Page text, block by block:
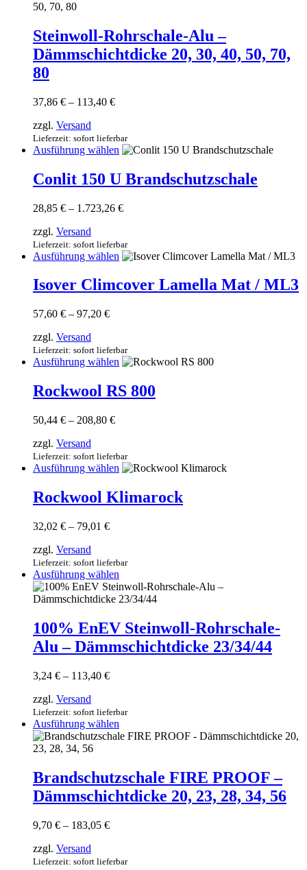
Varianten
auf.
Die
werden
Steinwoll-Rohrschale-Alu –
Dämmschichtdicke 20, 30, 40, 50, 70,
80
37,86 € – 113,40 €Preisspanne:
113,40 €
zzgl. Versand
Lieferzeit: sofort lieferbar
Ausführung wählen Dieses
weist
mehrere
auf.
können
auf
Produktseite
Conlit 150 U Brandschutzschale
28,85 € – 1.723,26 €Preisspanne:
1.723,26 €
zzgl. Versand
Lieferzeit: sofort lieferbar
Ausführung wählen Dieses
weist
mehrere
können
auf
Produktseite
Isover Climcover Lamella Mat / ML3
57,60 € – 97,20 €Preisspanne:
97,20 €
zzgl. Versand
Lieferzeit: sofort lieferbar
Ausführung wählen Dieses
weist
mehrere
können
auf
Produktseite
gewählt
Rockwool RS 800
50,44 € – 208,80 €Preisspanne:
208,80 €
zzgl. Versand
Lieferzeit: sofort lieferbar
Ausführung wählen Dieses
weist
mehrere
können
der
Produktseite
werden
Rockwool Klimarock
32,02 € – 79,01 €Preisspanne:
79,01 €
zzgl. Versand
Lieferzeit: sofort lieferbar
Ausführung wählen
Produkt
weist
Varianten
auf.
Die
Produktseite
werden
100% EnEV Steinwoll-Rohrschale-
Alu – Dämmschichtdicke 23/34/44
3,24 € – 113,40 €Preisspanne:
113,40 €
zzgl. Versand
Lieferzeit: sofort lieferbar
Ausführung wählen
Produkt
Varianten
auf.
Die
Produktseite
Brandschutzschale FIRE PROOF –
Dämmschichtdicke 20, 23, 28, 34, 56
9,70 € – 183,05 €Preisspanne:
183,05 €
zzgl. Versand
Lieferzeit: sofort lieferbar